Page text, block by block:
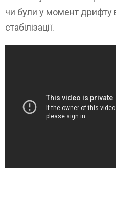
чи були у момент дрифту
стабілізації.